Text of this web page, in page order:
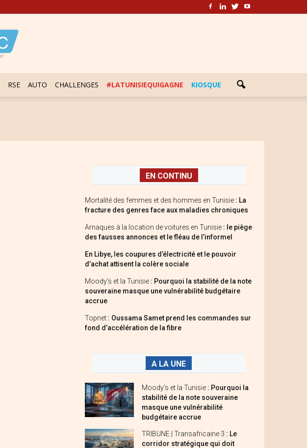
RSE AUTO CHALLENGES #LATUNISIEQUIGAGNE KIOSQUE
EN CONTINU
Mortalité des femmes et des hommes en Tunisie : La
fracture des genres face aux maladies chroniques
Arnaques à la location de voitures en Tunisie : le piège
des fausses annonces et le fléau de l’informel
En Libye, les coupures d’électricité et le pouvoir
d’achat attisent la colère sociale
Moody’s et la Tunisie : Pourquoi la stabilité de la note
souveraine masque une vulnérabilité budgétaire
accrue
Topnet : Oussama Samet prend les commandes sur
fond d’accélération de la fibre
A LA UNE
Moody’s et la Tunisie : Pourquoi la
stabilité de la note souveraine
masque une vulnérabilité
budgétaire accrue
TRIBUNE | Transafricaine 3 : Le
corridor stratégique qui doit